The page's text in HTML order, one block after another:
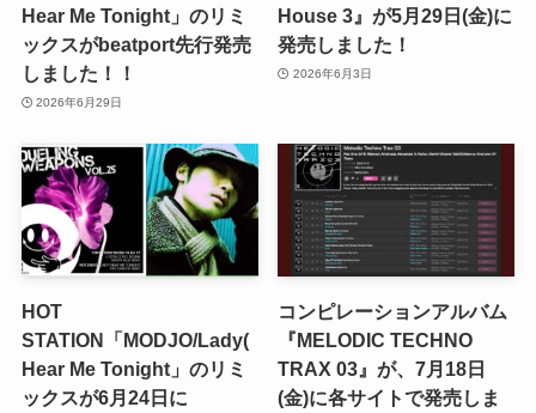
Hear Me Tonight」のリミ
ックスがbeatport先行発売
しました！！
2026年6月29日
House 3』が5月29日(金)に
発売しました！
2026年6月3日
HOT
STATION「MODJO/Lady(
Hear Me Tonight」のリミ
ックスが6月24日に
コンピレーションアルバム
『MELODIC TECHNO
TRAX 03』が、7月18日
(金)に各サイトで発売しま